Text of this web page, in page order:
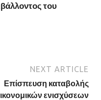
του
NEXT ARTICLE
Επίσπευση καταβολής
ενισχύσεων